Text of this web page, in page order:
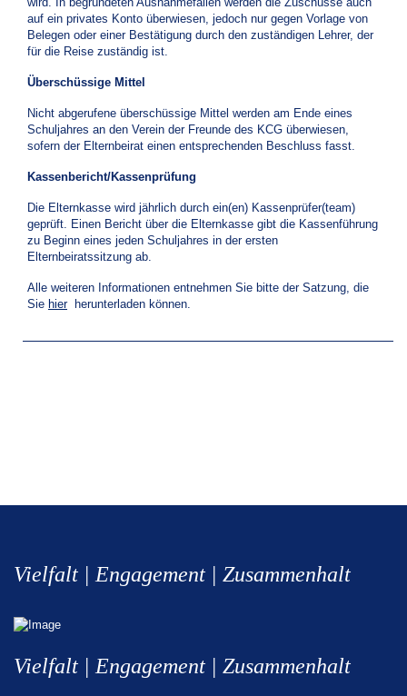
auf ein privates Konto überwiesen, jedoch nur gegen Vorlage von
Belegen oder einer Bestätigung durch den zuständigen Lehrer, der
für die Reise zuständig ist.
Überschüssige Mittel
Nicht abgerufene überschüssige Mittel werden am Ende eines
Schuljahres an den Verein der Freunde des KCG überwiesen,
sofern der Elternbeirat einen entsprechenden Beschluss fasst.
Kassenbericht/Kassenprüfung
Die Elternkasse wird jährlich durch ein(en) Kassenprüfer(team)
geprüft. Einen Bericht über die Elternkasse gibt die Kassenführung
zu Beginn eines jeden Schuljahres in der ersten
Elternbeiratssitzung ab.
Alle weiteren Informationen entnehmen Sie bitte der Satzung, die
Sie hier herunterladen können.
Vielfalt | Engagement | Zusammenhalt
Vielfalt | Engagement | Zusammenhalt